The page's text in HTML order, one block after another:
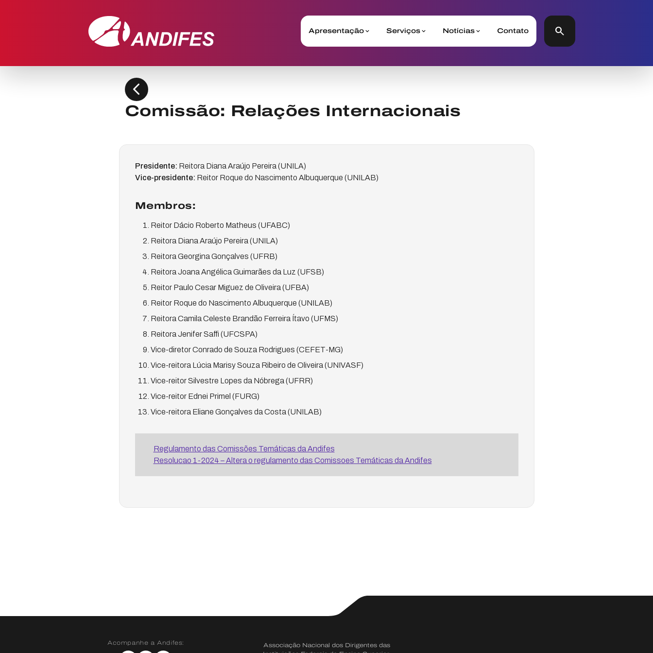
Apresentação Serviços Notícias Contato search
chevron_left
Comissão: Relações Internacionais
Presidente: Reitora Diana Araújo Pereira (UNILA)
Vice-presidente: Reitor Roque do Nascimento Albuquerque (UNILAB)
Membros:
Reitor Dácio Roberto Matheus (UFABC)
Reitora Diana Araújo Pereira (UNILA)
Reitora Georgina Gonçalves (UFRB)
Reitora Joana Angélica Guimarães da Luz (UFSB)
Reitor Paulo Cesar Miguez de Oliveira (UFBA)
Reitor Roque do Nascimento Albuquerque (UNILAB)
Reitora Camila Celeste Brandão Ferreira Ítavo (UFMS)
Reitora Jenifer Saffi (UFCSPA)
Vice-diretor Conrado de Souza Rodrigues (CEFET-MG)
Vice-reitora Lúcia Marisy Souza Ribeiro de Oliveira (UNIVASF)
Vice-reitor Silvestre Lopes da Nóbrega (UFRR)
Vice-reitor Ednei Primel (FURG)
Vice-reitora Eliane Gonçalves da Costa (UNILAB)
Regulamento das Comissões Temáticas da Andifes
Resolucao 1-2024 – Altera o regulamento das Comissoes Temáticas da Andifes
Acompanhe a Andifes:
Associação Nacional dos Dirigentes das